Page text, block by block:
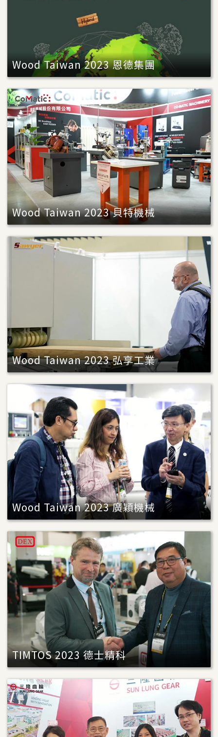
Wood Taiwan 2023 恩德集團
Wood Taiwan 2023 貝特機械
Wood Taiwan 2023 弘享工業
Wood Taiwan 2023 廣穎機械
TIMTOS 2023 德士精科